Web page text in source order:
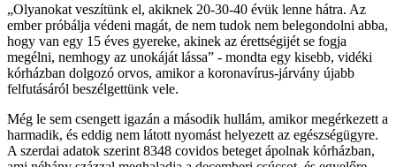
„Olyanokat veszítünk el, akiknek 20-30-40 évük lenne hátra. Az
ember próbálja védeni magát, de nem tudok nem belegondolni abba,
hogy van egy 15 éves gyereke, akinek az érettségijét se fogja
megélni, nemhogy az unokáját lássa” - mondta egy kisebb, vidéki
kórházban dolgozó orvos, amikor a koronavírus-járvány újabb
felfutásáról beszélgettünk vele.
Még le sem csengett igazán a második hullám, amikor megérkezett a
harmadik, és eddig nem látott nyomást helyezett az egészségügyre.
A szerdai adatok szerint 8348 covidos beteget ápolnak kórházban,